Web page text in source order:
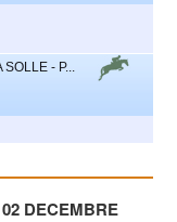
- P...
DECEMBRE